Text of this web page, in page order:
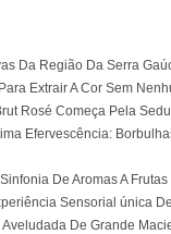
Da Região Da Serra
Extrair A Cor Sem
Rosé Começa Pela
Efervescência:
De Aromas A
Sensorial única
De Grande